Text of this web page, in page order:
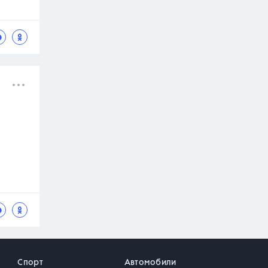
Спорт Автомобили